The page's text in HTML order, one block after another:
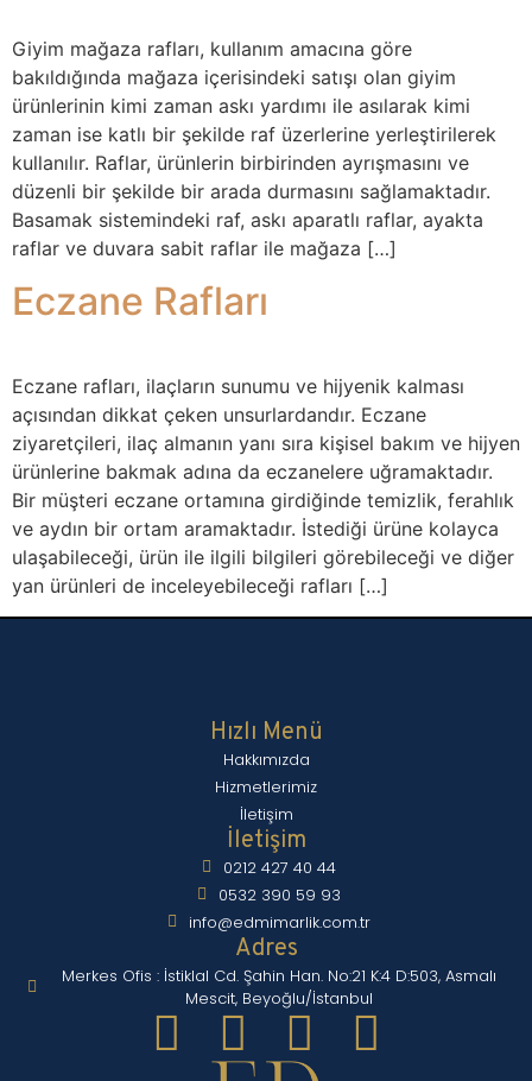
Giyim mağaza rafları, kullanım amacına göre
bakıldığında mağaza içerisindeki satışı olan giyim
ürünlerinin kimi zaman askı yardımı ile asılarak kimi
zaman ise katlı bir şekilde raf üzerlerine yerleştirilerek
kullanılır. Raflar, ürünlerin birbirinden ayrışmasını ve
düzenli bir şekilde bir arada durmasını sağlamaktadır.
Basamak sistemindeki raf, askı aparatlı raflar, ayakta
raflar ve duvara sabit raflar ile mağaza […]
Eczane Rafları
Eczane rafları, ilaçların sunumu ve hijyenik kalması
açısından dikkat çeken unsurlardandır. Eczane
ziyaretçileri, ilaç almanın yanı sıra kişisel bakım ve hijyen
ürünlerine bakmak adına da eczanelere uğramaktadır.
Bir müşteri eczane ortamına girdiğinde temizlik, ferahlık
ve aydın bir ortam aramaktadır. İstediği ürüne kolayca
ulaşabileceği, ürün ile ilgili bilgileri görebileceği ve diğer
yan ürünleri de inceleyebileceği rafları […]
Hızlı Menü
Hakkımızda
Hizmetlerimiz
İletişim
İletişim
0212 427 40 44
0532 390 59 93
info@edmimarlik.com.tr
Adres
Merkes Ofis : İstiklal Cd. Şahin Han. No:21 K:4 D:503, Asmalı
Mescit, Beyoğlu/İstanbul